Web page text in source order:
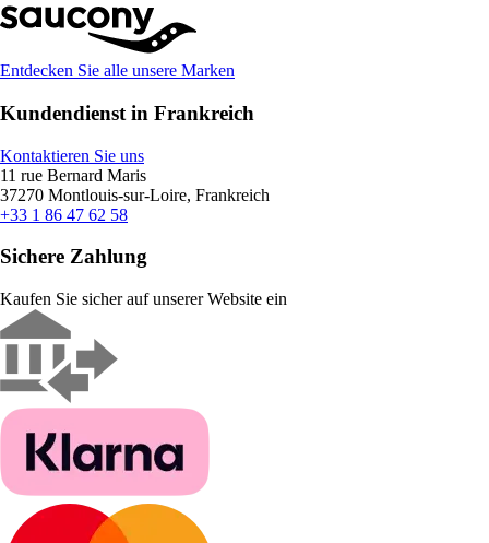
Entdecken Sie alle unsere Marken
Kundendienst in Frankreich
Kontaktieren Sie uns
11 rue Bernard Maris
37270 Montlouis-sur-Loire, Frankreich
+33 1 86 47 62 58
Sichere Zahlung
Kaufen Sie sicher auf unserer Website ein